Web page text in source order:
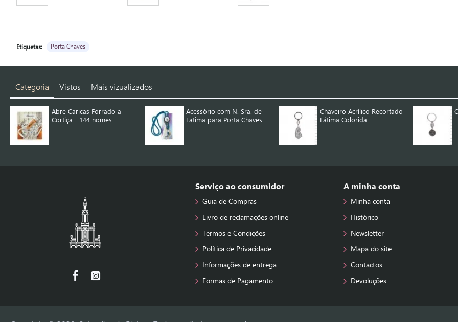
Etiquetas: Porta Chaves
Categoria Vistos Mais vizualizados
Abre Caricas Forrado a
Cortiça - 144 nomes
Acessório com N. Sra. de
Fatima para Porta Chaves
Chaveiro Acrílico Recortado
Fátima Colorida
Serviço ao consumidor
Guia de Compras
Livro de reclamações online
Termos e Condições
Política de Privacidade
Informações de entrega
Formas de Pagamento
A minha conta
Minha conta
Histórico
Newsletter
Mapa do site
Contactos
Devoluções